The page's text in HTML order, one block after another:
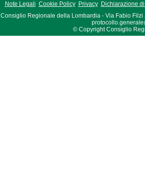
Note Legali Cookie Policy Privacy
Dichiarazione
Consiglio Regionale della Lombardia - Via Fabio Filzi
© Copyright Consiglio